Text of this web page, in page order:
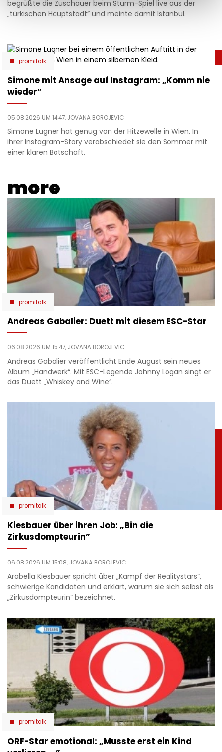
begrüßte die Zuschauer beim Sturm-Spiel live aus der
„türkischen Hauptstadt” und meinte damit Istanbul.
promitalk
Simone mit Ansage auf Instagram: „Komm nie
wieder”
05.08.2026 UM 14:47, JOVANA BOROJEVIC
Simone Lugner hat genug von der Hitzewelle in Wien. In
ihrer Instagram-Story verabschiedet sie den Sommer mit
einer klaren Botschaft.
more
promitalk
Andreas Gabalier: Duett mit diesem ESC-Star
06.08.2026 UM 15:47, JOVANA BOROJEVIC
Andreas Gabalier veröffentlicht Ende August sein neues
Album „Handwerk“. Mit ESC-Legende Johnny Logan singt er
das Duett „Whiskey and Wine“.
promitalk
Kiesbauer über ihren Job: „Bin die
Zirkusdompteurin”
06.08.2026 UM 15:08, JOVANA BOROJEVIC
Arabella Kiesbauer spricht über „Kampf der Realitystars“,
schwierige Kandidaten und erklärt, warum sie sich selbst als
„Zirkusdompteurin“ bezeichnet.
promitalk
ORF-Star emotional: „Musste erst ein Kind